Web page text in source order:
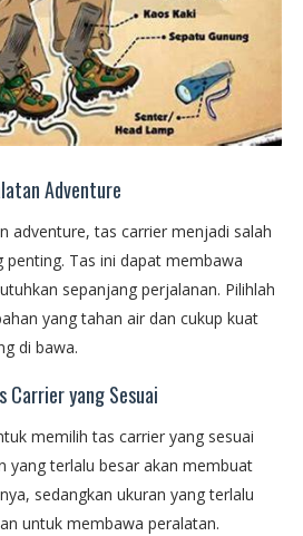
Adventure
adventure, tas carrier menjadi salah
penting. Tas ini dapat membawa
sepanjang perjalanan. Pilihlah
yang tahan air dan cukup kuat
di bawa.
Carrier yang Sesuai
memilih tas carrier yang sesuai
yang terlalu besar akan membuat
sedangkan ukuran yang terlalu
untuk membawa peralatan.